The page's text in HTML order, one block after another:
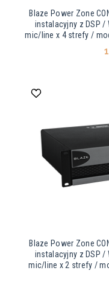
Blaze Power Zone
instalacyjny z DSP /
mic/line x 4 strefy /
Blaze Power Zone
instalacyjny z DSP /
mic/line x 2 strefy /